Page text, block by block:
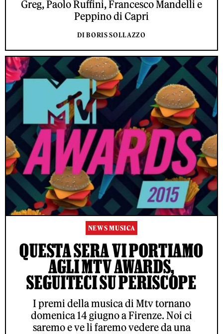
Greg, Paolo Ruffini, Francesco Mandelli e
Peppino di Capri
DI BORIS SOLLAZZO
NEWS MUSICA
QUESTA SERA VI PORTIAMO
AGLI MTV AWARDS,
SEGUITECI SU PERISCOPE
I premi della musica di Mtv tornano
domenica 14 giugno a Firenze. Noi ci
saremo e ve li faremo vedere da una